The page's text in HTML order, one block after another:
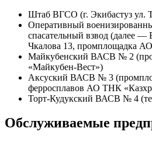
Штаб ВГСО (г. Экибастуз ул.
Оперативный
спасательный взвод (далее
Чкалова 13, промплощадка
Майкубенский ВАСВ № 2
«Майкубен-Вест»)
Аксуский ВАСВ № 3
ферросплавов АО ТНК
Торт-Кудукский ВАСВ № 4
Обслуживаемые